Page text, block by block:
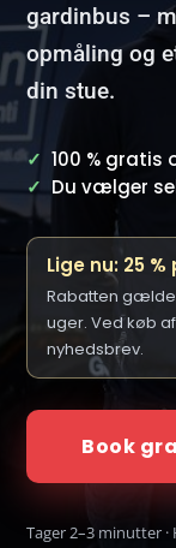
gardinbus –
opmåling og
din stue.
✓ 100 % gratis
✓ Du vælger
Lige nu: 25
Rabatten
uger. Ved køb
nyhedsbrev.
Book
Tager 2–3 minutter ·